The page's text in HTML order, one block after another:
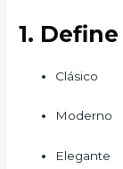
1.
Clásico
Moderno
Elegante